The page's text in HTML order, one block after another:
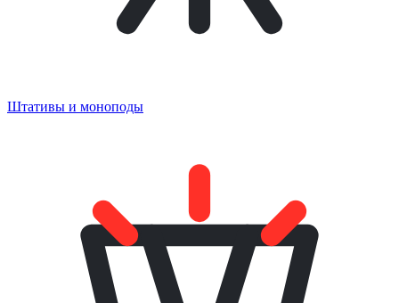
Штативы и моноподы